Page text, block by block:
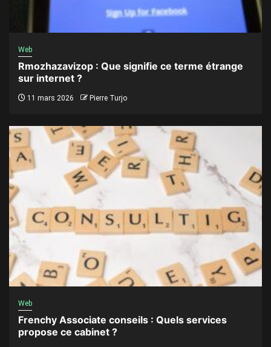
Web
Rmozhazavizop : Que signifie ce terme étrange
sur internet ?
11 mars 2026 Pierre Turjo
Web
Frenchy Associate conseils : Quels services
propose ce cabinet ?